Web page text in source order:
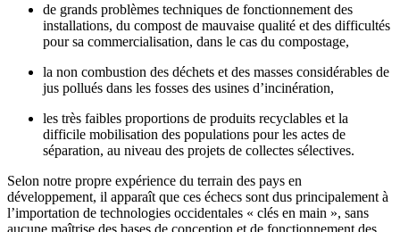
de grands problèmes techniques de fonctionnement des
installations, du compost de mauvaise qualité et des difficultés
pour sa commercialisation, dans le cas du compostage,
la non combustion des déchets et des masses considérables de
jus pollués dans les fosses des usines d’incinération,
les très faibles proportions de produits recyclables et la
difficile mobilisation des populations pour les actes de
séparation, au niveau des projets de collectes sélectives.
Selon notre propre expérience du terrain des pays en
développement, il apparaît que ces échecs sont dus principalement à
l’importation de technologies occidentales « clés en main », sans
aucune maîtrise des bases de conception et de fonctionnement des